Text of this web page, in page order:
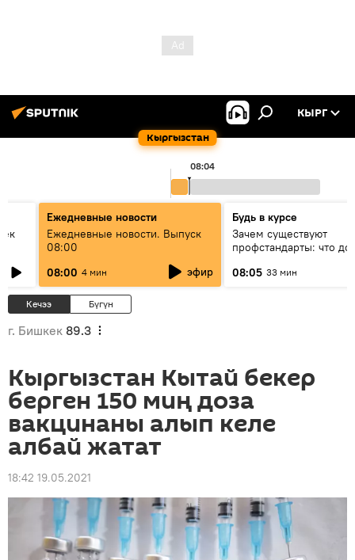
Кыргызстан
КЫРГ
08:04
Ежедневные новости
Ежедневные новости. Выпуск
08:00
08:00 4 мин эфир
Будь в курсе
Зачем существуют
профстандарты: что
своей профессии
08:05 33 мин
Кечээ Бүгүн
г. Бишкек 89.3
Кыргызстан Кытай бекер
берген 150 миң доза
вакцинаны алып келе
албай жатат
18:42 19.05.2021